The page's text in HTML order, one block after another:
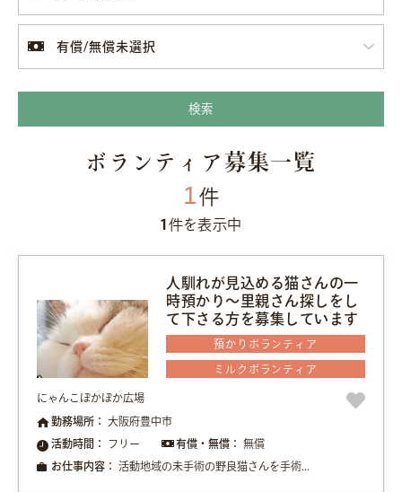
有償/無償未選択
検索
ボランティア募集一覧
1件
1 件を表示中
人馴れが見込める猫さんの一
時預かり〜里親さん探しをし
て下さる方を募集しています
預かりボランティア
ミルクボランティア
にゃんこぽかぽか広場
勤務場所： 大阪府豊中市
活動時間： フリー 有償・無償： 無償
お仕事内容： 活動地域の未手術の野良猫さんを手術...